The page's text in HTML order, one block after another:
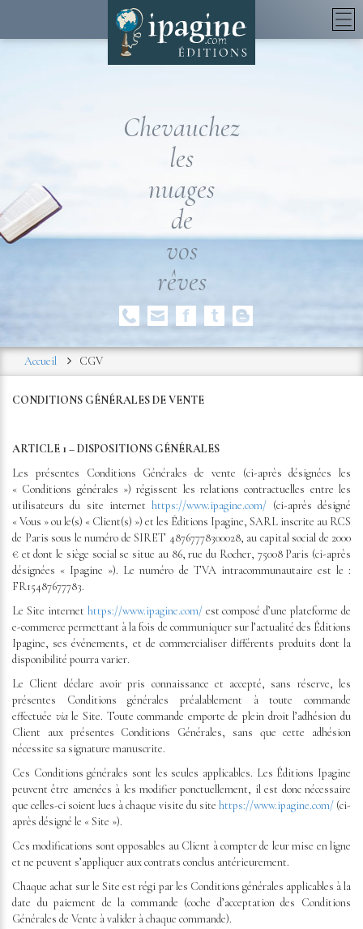
Chevauchez
les
nuages
de
vos
rêves
Accueil CGV
CONDITIONS GÉNÉRALES DE VENTE
ARTICLE 1 – DISPOSITIONS GÉNÉRALES
Les présentes Conditions Générales de vente (ci-après désignées les
« Conditions générales ») régissent les relations contractuelles entre les
utilisateurs du site internethttps://www.ipagine.com/ (ci-après désigné
« Vous » ou le(s) « Client(s) ») et les Éditions Ipagine, SARL inscrite au RCS
de Paris sous le numéro de SIRET 48767778300028, au capital social de 2000
€ et dont le siège social se situe au 86, rue du Rocher, 75008 Paris (ci-après
désignées « Ipagine »). Le numéro de TVA intracommunautaire est le :
FR15487677783.
Le Site internet https://www.ipagine.com/est composé d’une plateforme de
e-commerce permettant à la fois de communiquer sur l’actualité des Éditions
Ipagine, ses événements, et de commercialiser différents produits dont la
disponibilité pourra varier.
Le Client déclare avoir pris connaissance et accepté, sans réserve, les
présentes Conditions générales préalablement à toute commande
effectuée viale Site. Toute commande emporte de plein droit l’adhésion du
Client aux présentes Conditions Générales, sans que cette adhésion
nécessite sa signature manuscrite.
Ces Conditions générales sont les seules applicables. Les Éditions Ipagine
peuvent être amenées à les modifier ponctuellement, il est donc nécessaire
que celles-ci soient lues à chaque visite du site https://www.ipagine.com/ (ci-
après désigné le « Site »).
Ces modifications sont opposables au Client à compter de leur mise en ligne
et ne peuvent s’appliquer aux contrats conclus antérieurement.
Chaque achat sur le Site est régi par les Conditions générales applicables à la
date du paiement de la commande (coche d’acceptation des Conditions
Générales de Vente à valider à chaque commande).